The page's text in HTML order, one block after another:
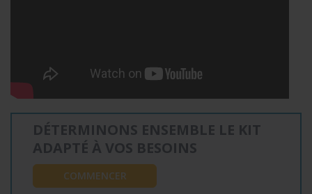
DÉTERMINONS ENSEMBLE LE KIT
ADAPTÉ À VOS BESOINS
COMMENCER